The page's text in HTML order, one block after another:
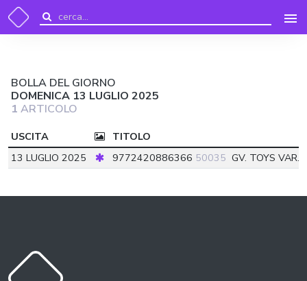
BOLLA DEL GIORNO
DOMENICA 13 LUGLIO 2025
1 ARTICOLO
USCITA
TITOLO
13 LUGLIO 2025
9772420886366 50035 GV. TOYS VAR.